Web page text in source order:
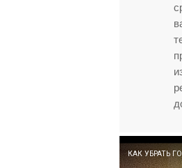
КАК УБРАТЬ